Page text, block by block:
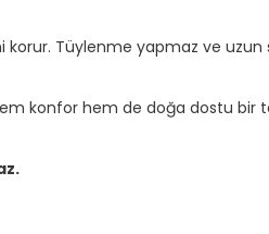
korur. Tüylenme yapmaz ve
konfor hem de doğa dostu bir